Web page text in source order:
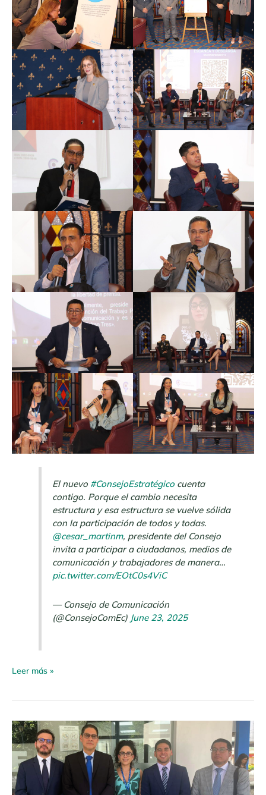
El nuevo #ConsejoEstratégico cuenta
contigo. Porque el cambio necesita
estructura y esa estructura se vuelve sólida
con la participación de todos y todas.
@cesar_martinm, presidente del Consejo
invita a participar a ciudadanos, medios de
comunicación y trabajadores de manera…
pic.twitter.com/EOtC0s4ViC
— Consejo de Comunicación
(@ConsejoComEc) June 23, 2025
Leer más »
Boletín
de
Prensa
N.º
006
–